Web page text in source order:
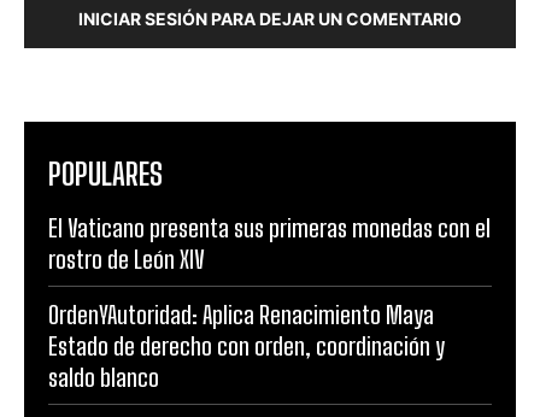
INICIAR SESIÓN PARA DEJAR UN COMENTARIO
POPULARES
El Vaticano presenta sus primeras monedas con el
rostro de León XIV
OrdenYAutoridad: Aplica Renacimiento Maya
Estado de derecho con orden, coordinación y
saldo blanco